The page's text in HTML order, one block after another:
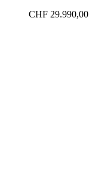
CHF 29.990,00